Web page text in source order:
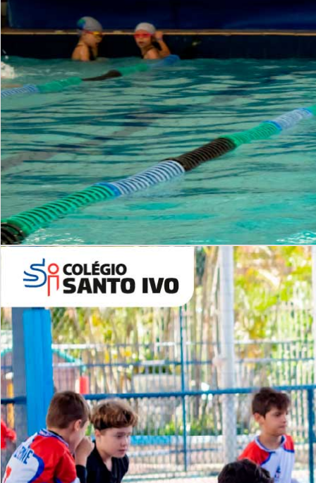
Período Integral | Saiba mais
INSTITUCIONAL
Lista de vídeos
NOSSOCANAL